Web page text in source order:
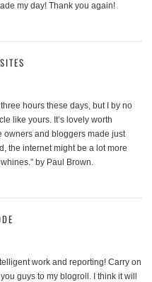
my day! Thank you again!
hours these days, but I by no
like yours. It’s lovely worth
owners and bloggers made just
the internet might be a lot more
by Paul Brown.
work and reporting! Carry on
guys to my blogroll. I think it will